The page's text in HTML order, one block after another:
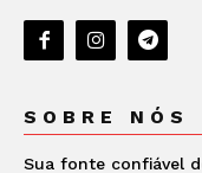
SOBRE NÓS
Sua fonte confiável